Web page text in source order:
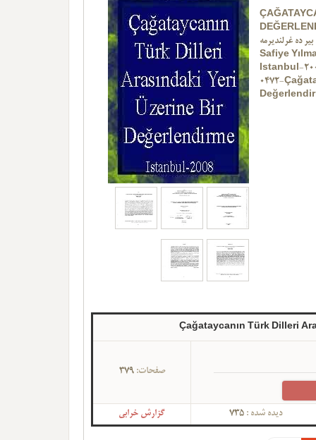
ده غرلندیرمه
Safiye
Istanbul-
0472-
Çağataycanın Türk Dilleri
صفحات: 379
دیده شده : 735 گزارش خرابی